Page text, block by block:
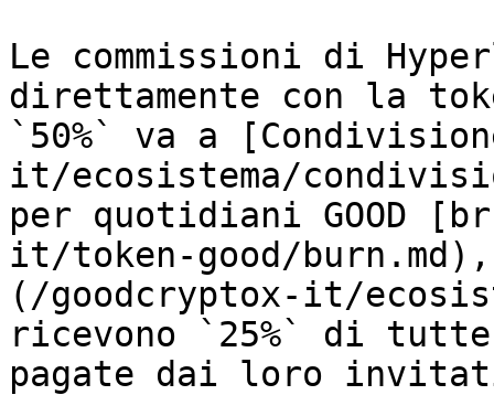
Le commissioni di
direttamente con la
`50%` va a
it/ecosistema/
per quotidiani GOOD
it/token-good/
(/goodcryptox-it/
ricevono `25%` di
pagate dai loro